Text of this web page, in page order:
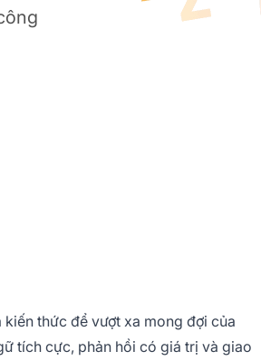
thức để vượt xa mong đợi của
tích cực, phản hồi có giá trị và giao